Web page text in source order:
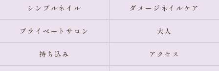
シンプルネイル ダメージネイルケア
プライベートサロン 大人
持ち込み アクセス